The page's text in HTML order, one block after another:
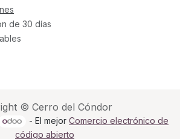
de 30 días
© Cerro del Cóndor
- El mejorComercio electrónico de
código abierto